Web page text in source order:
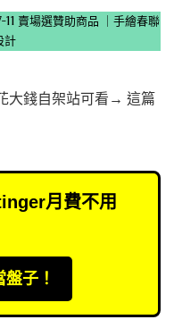
11 賣場選贊助商品
手繪春聯
計
大錢自架站可看→ 這篇
月費不用
子！